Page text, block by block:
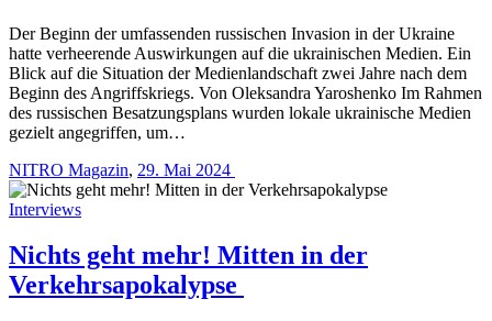
Der Beginn der umfassenden russischen Invasion in der Ukraine
hatte verheerende Auswirkungen auf die ukrainischen Medien. Ein
Blick auf die Situation der Medienlandschaft zwei Jahre nach dem
Beginn des Angriffskriegs. Von Oleksandra Yaroshenko Im Rahmen
des russischen Besatzungsplans wurden lokale ukrainische Medien
gezielt angegriffen, um…
NITRO Magazin, 29. Mai 2024
Interviews
Nichts geht mehr! Mitten in der
Verkehrsapokalypse